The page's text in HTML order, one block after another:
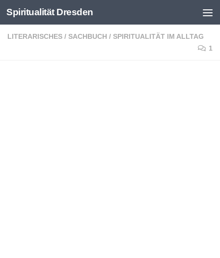
Zum Inhalt springen
Spiritualität Dresden
LITERARISCHES / SACHBUCH / SPIRITUALITÄT IM ALLTAG
1